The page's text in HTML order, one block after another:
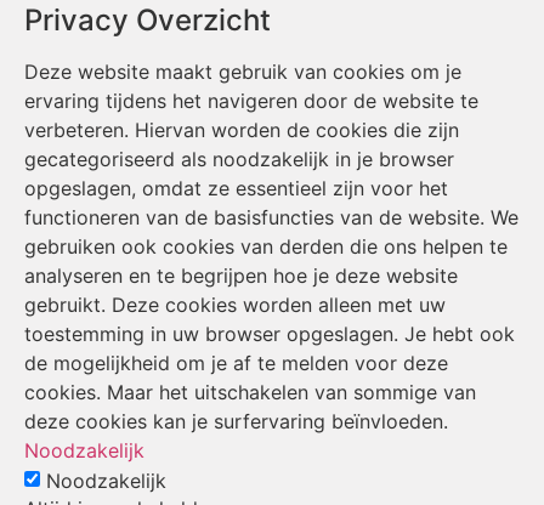
Privacy Overzicht
Deze website maakt gebruik van cookies om je
ervaring tijdens het navigeren door de website te
verbeteren. Hiervan worden de cookies die zijn
gecategoriseerd als noodzakelijk in je browser
opgeslagen, omdat ze essentieel zijn voor het
functioneren van de basisfuncties van de website. We
gebruiken ook cookies van derden die ons helpen te
analyseren en te begrijpen hoe je deze website
gebruikt. Deze cookies worden alleen met uw
toestemming in uw browser opgeslagen. Je hebt ook
de mogelijkheid om je af te melden voor deze
cookies. Maar het uitschakelen van sommige van
deze cookies kan je surfervaring beïnvloeden.
Noodzakelijk
Noodzakelijk